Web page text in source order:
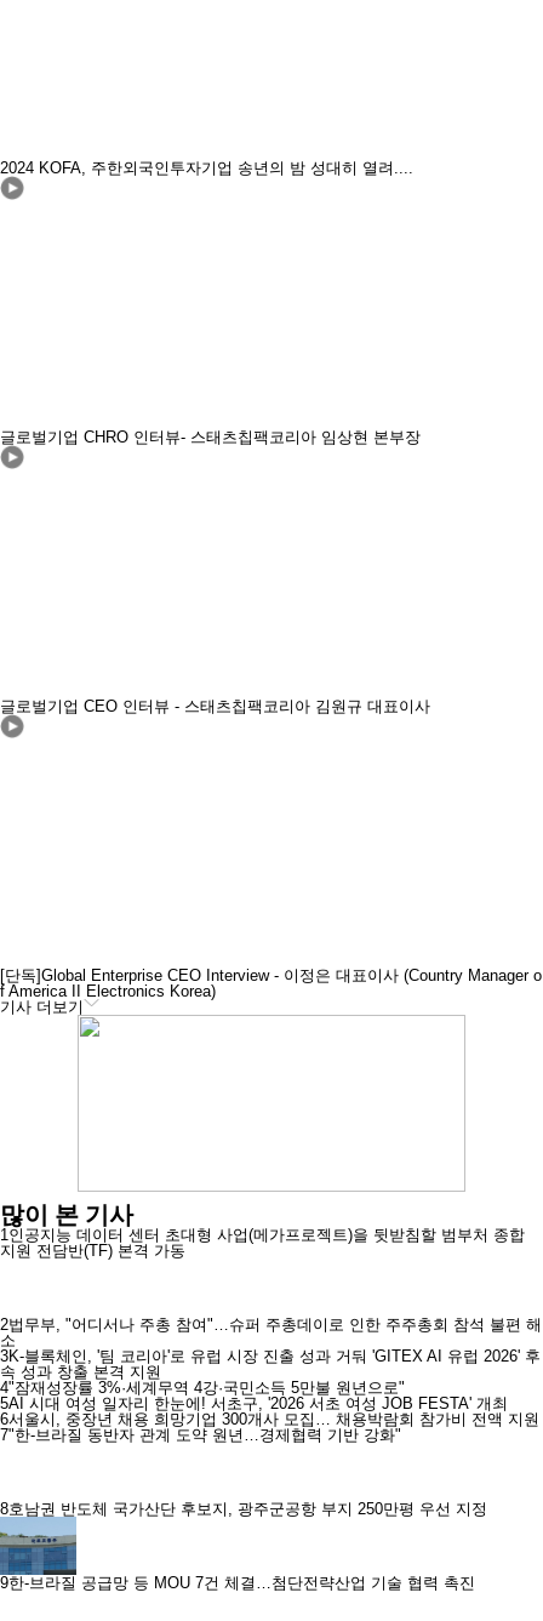
2024 KOFA, 주한외국인투자기업 송년의 밤 성대히 열려....
글로벌기업 CHRO 인터뷰- 스태츠칩팩코리아 임상현 본부장
글로벌기업 CEO 인터뷰 - 스태츠칩팩코리아 김원규 대표이사
[단독]Global Enterprise CEO Interview - 이정은 대표이사 (Country Manager o
f America II Electronics Korea)
기사 더보기
많이 본 기사
1인공지능 데이터 센터 초대형 사업(메가프로젝트)을 뒷받침할 범부처 종합
지원 전담반(TF) 본격 가동
2법무부, "어디서나 주총 참여"…슈퍼 주총데이로 인한 주주총회 참석 불편 해
소
3K-블록체인, '팀 코리아'로 유럽 시장 진출 성과 거둬 'GITEX AI 유럽 2026' 후
속 성과 창출 본격 지원
4"잠재성장률 3%·세계무역 4강·국민소득 5만불 원년으로"
5AI 시대 여성 일자리 한눈에! 서초구, '2026 서초 여성 JOB FESTA' 개최
6서울시, 중장년 채용 희망기업 300개사 모집… 채용박람회 참가비 전액 지원
7"한-브라질 동반자 관계 도약 원년…경제협력 기반 강화"
8호남권 반도체 국가산단 후보지, 광주군공항 부지 250만평 우선 지정
9한-브라질 공급망 등 MOU 7건 체결…첨단전략산업 기술 협력 촉진